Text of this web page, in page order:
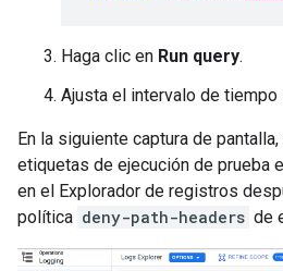
Haga clic en Run query.
Ajusta el intervalo de tiempo
En la siguiente captura de
etiquetas de ejecución de prueba
en el Explorador de registros
política deny-path-headers de